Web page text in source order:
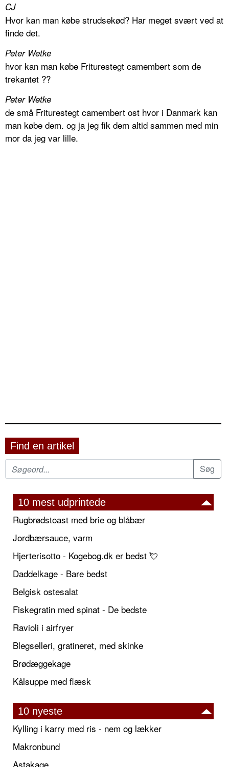
CJ
Hvor kan man købe strudsekød? Har meget svært ved at
finde det.
Peter Wetke
hvor kan man købe Friturestegt camembert som de
trekantet ??
Peter Wetke
de små Friturestegt camembert ost hvor i Danmark kan
man købe dem. og ja jeg fik dem altid sammen med min
mor da jeg var lille.
Find en artikel
10 mest udprintede
Rugbrødstoast med brie og blåbær
Jordbærsauce, varm
Hjerterisotto - Kogebog.dk er bedst 💘
Daddelkage - Bare bedst
Belgisk ostesalat
Fiskegratin med spinat - De bedste
Ravioli i airfryer
Blegselleri, gratineret, med skinke
Brødæggekage
Kålsuppe med flæsk
10 nyeste
Kylling i karry med ris - nem og lækker
Makronbund
Astakage